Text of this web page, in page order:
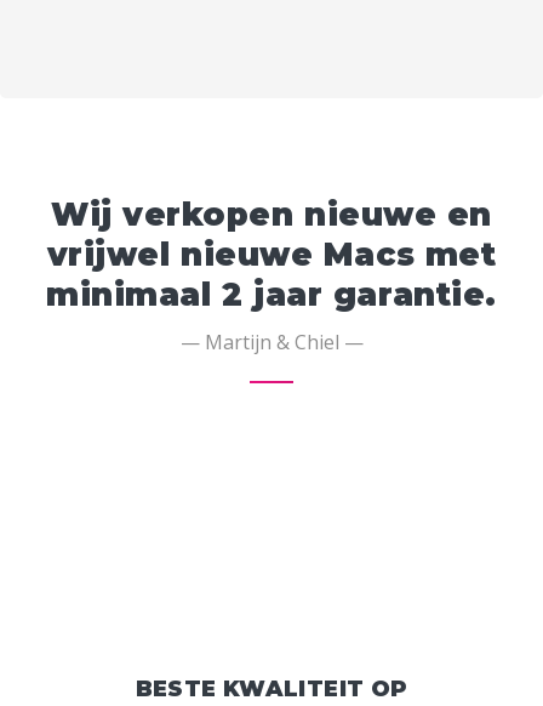
Wij verkopen nieuwe en
vrijwel nieuwe Macs met
minimaal 2 jaar garantie.
— Martijn & Chiel —
BESTE KWALITEIT OP